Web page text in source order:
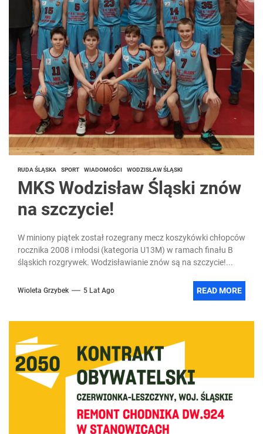
RUDA ŚLĄSKA SPORT WIADOMOŚCI WODZISŁAW ŚLĄSKI
MKS Wodzisław Śląski znów
na szczycie!
W miniony piątek został rozegrany mecz koszykówki chłopców
rocznika 2008 i młodsi (kategoria U13M) w ramach finału B
śląskich rozgrywek. Wodzisławianie znów są na szczycie!...
Wioleta Grzybek 5 Lat Ago READ MORE